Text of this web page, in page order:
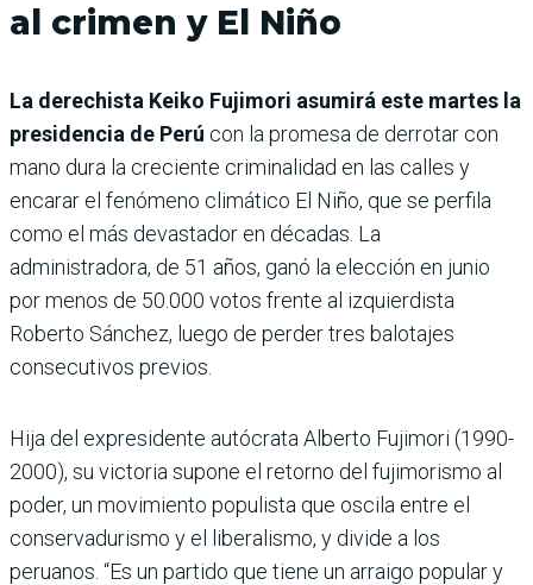
al crimen y El Niño
La derechista Keiko Fujimori asumirá este martes la
presidencia de Perú con la promesa de derrotar con
mano dura la creciente criminalidad en las calles y
encarar el fenómeno climático El Niño, que se perfila
como el más devastador en décadas. La
administradora, de 51 años, ganó la elección en junio
por menos de 50.000 votos frente al izquierdista
Roberto Sánchez, luego de perder tres balotajes
consecutivos previos.
Hija del expresidente autócrata Alberto Fujimori (1990-
2000), su victoria supone el retorno del fujimorismo al
poder, un movimiento populista que oscila entre el
conservadurismo y el liberalismo, y divide a los
peruanos. “Es un partido que tiene un arraigo popular y